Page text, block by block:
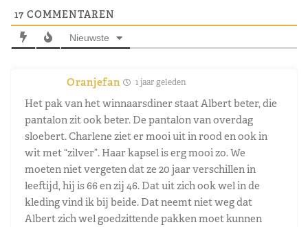
17 COMMENTAREN
Nieuwste
Oranjefan 1 jaar geleden
Het pak van het winnaarsdiner staat Albert beter, die
pantalon zit ook beter. De pantalon van overdag
sloebert. Charlene ziet er mooi uit in rood en ook in
wit met “zilver”. Haar kapsel is erg mooi zo. We
moeten niet vergeten dat ze 20 jaar verschillen in
leeftijd, hij is 66 en zij 46. Dat uit zich ook wel in de
kleding vind ik bij beide. Dat neemt niet weg dat
Albert zich wel goedzittende pakken moet kunnen